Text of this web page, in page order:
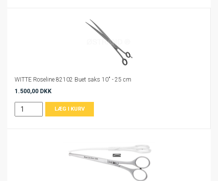
WITTE Roseline 82102 Buet saks 10" - 25 cm
1.500,00 DKK